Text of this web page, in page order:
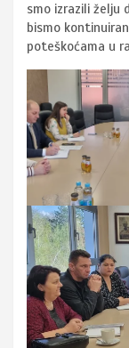
smo izrazili želju
bismo
poteškoćama u